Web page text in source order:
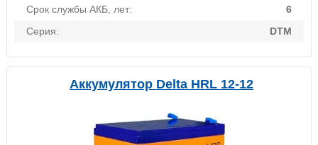
Срок службы АКБ, лет:
6
Серия:
DTM
Аккумулятор Delta HRL 12-12